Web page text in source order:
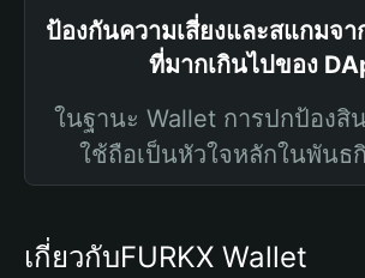
ป้องกันความเสี่ยงและสแกมจ
ที่มากเกินไปของ
ในฐานะ Wallet การปกป้องสิ
ใช้ถือเป็นหัวใจหลักในพันธ
เกี่ยวกับFURKX Wallet